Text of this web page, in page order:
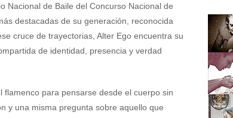
Nacional de Baile del Concurso Nacional de
destacadas de su generación, reconocida
cruce de trayectorias, Alter Ego encuentra su
de identidad, presencia y verdad
para pensarse desde el cuerpo sin
y una misma pregunta sobre aquello que